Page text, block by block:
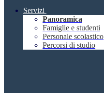
Servizi
Panoramica
Famiglie e studenti
Personale scolastico
Percorsi di studio